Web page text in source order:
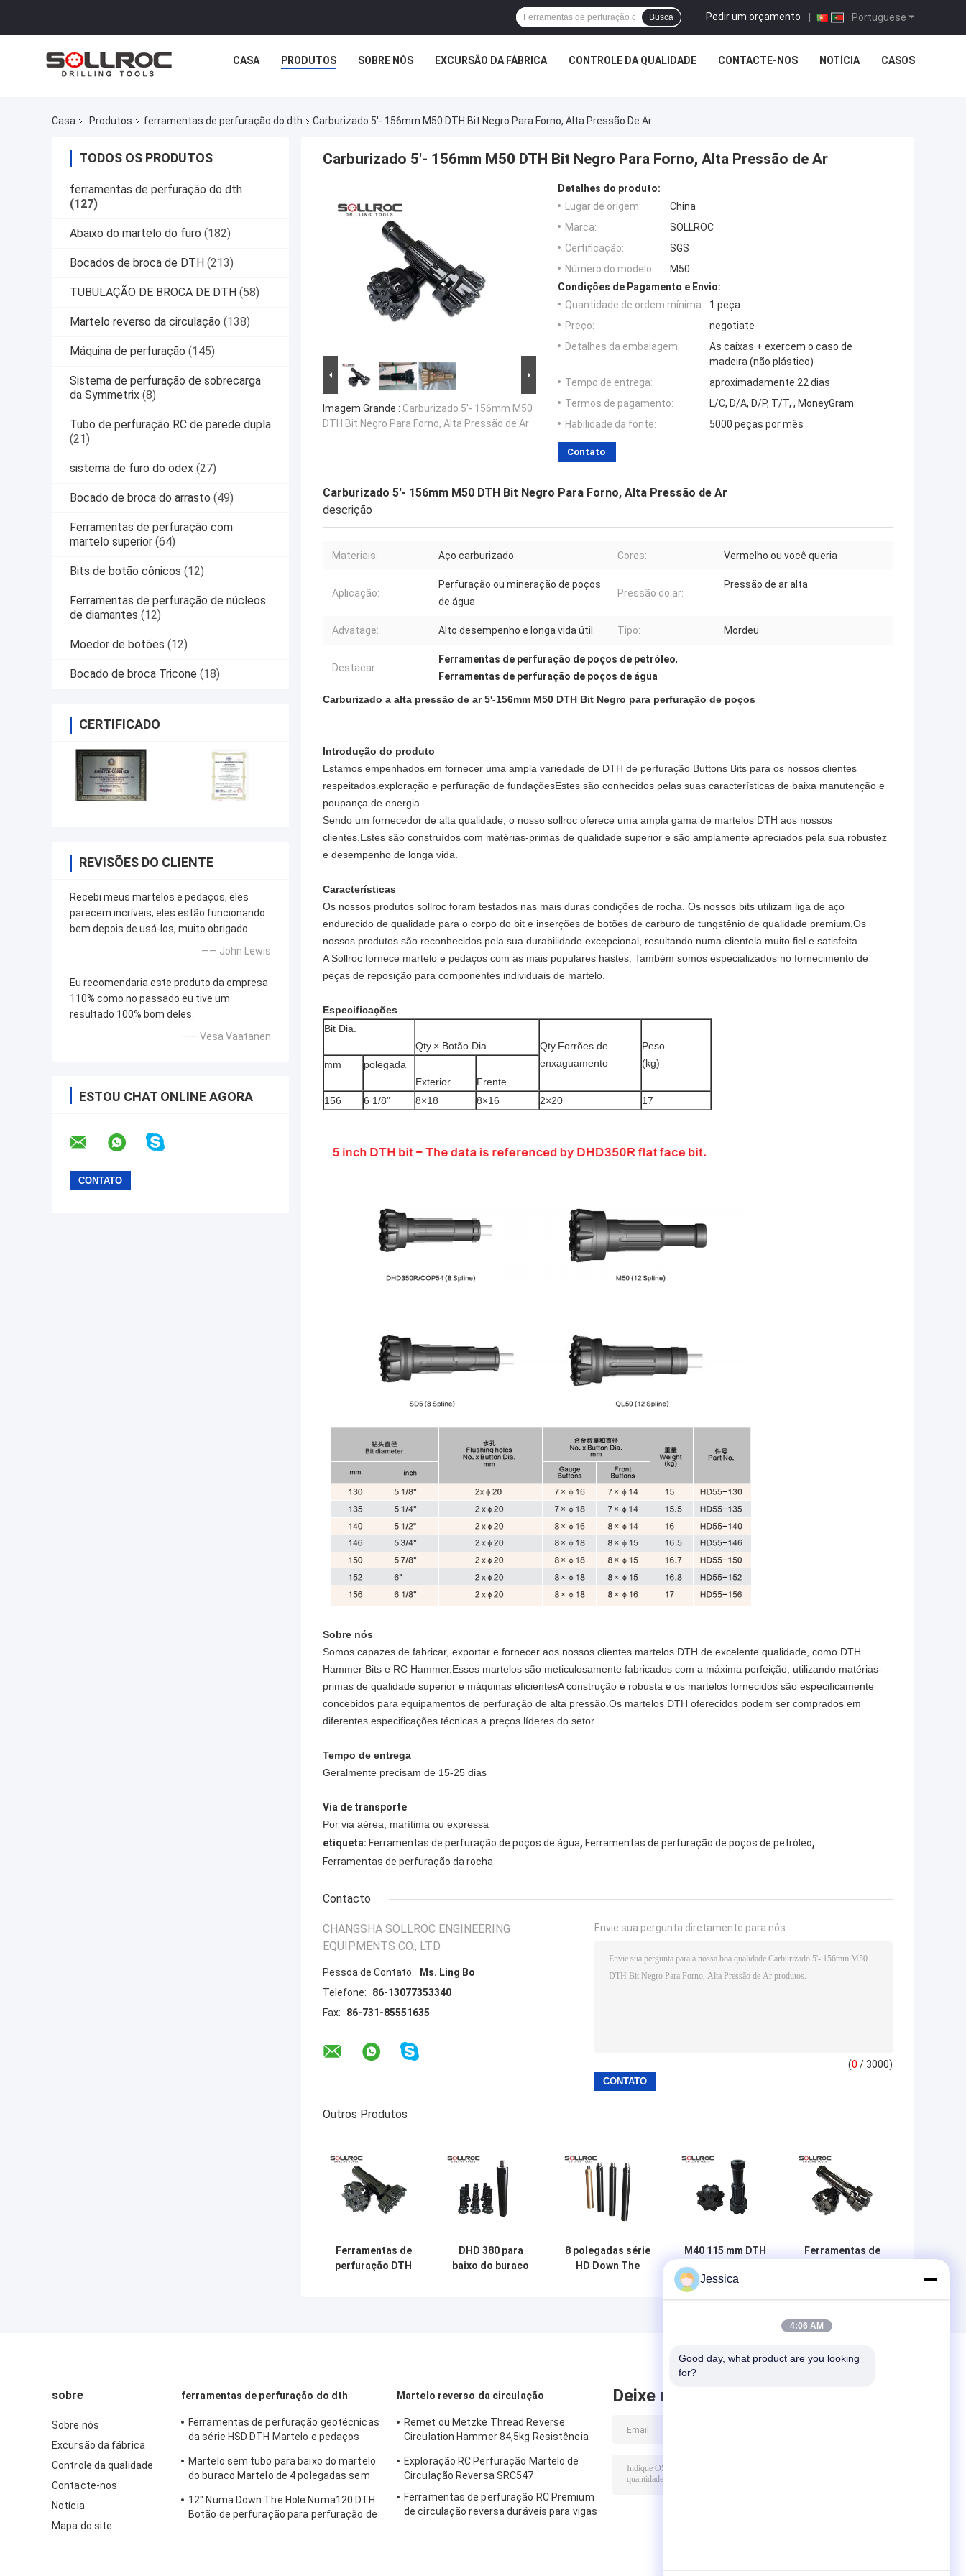
Portuguese
Pedir um orçamento |
Busca
CASA PRODUTOS SOBRE NÓS EXCURSÃO DA FÁBRICA CONTROLE DA QUALIDADE CONTACTE-NOS NOTÍCIA CASOS
Casa Produtos ferramentas de perfuração do dth Carburizado 5'- 156mm M50 DTH Bit Negro Para Forno, Alta Pressão De Ar
TODOS OS PRODUTOS
ferramentas de perfuração do dth
(127)
Abaixo do martelo do furo (182)
Bocados de broca de DTH (213)
TUBULAÇÃO DE BROCA DE DTH (58)
Martelo reverso da circulação (138)
Máquina de perfuração (145)
Sistema de perfuração de sobrecarga
da Symmetrix (8)
Tubo de perfuração RC de parede dupla
(21)
sistema de furo do odex (27)
Bocado de broca do arrasto (49)
Ferramentas de perfuração com
martelo superior (64)
Bits de botão cônicos (12)
Ferramentas de perfuração de núcleos
de diamantes (12)
Moedor de botões (12)
Bocado de broca Tricone (18)
CERTIFICADO
REVISÕES DO CLIENTE
Recebi meus martelos e pedaços, eles
parecem incríveis, eles estão funcionando
bem depois de usá-los, muito obrigado.
—— John Lewis
Eu recomendaria este produto da empresa
110% como no passado eu tive um
resultado 100% bom deles.
—— Vesa Vaatanen
ESTOU CHAT ONLINE AGORA
Carburizado 5'- 156mm M50 DTH Bit Negro Para Forno, Alta Pressão de Ar
Imagem Grande : Carburizado 5'- 156mm M50
DTH Bit Negro Para Forno, Alta Pressão de Ar
Detalhes do produto:
Lugar de origem:
China
Marca:
SOLLROC
Certificação:
SGS
Número do modelo:
M50
Condições de Pagamento e Envio:
Quantidade de ordem mínima:
1 peça
Preço:
negotiate
Detalhes da embalagem:
As caixas + exercem o caso de
madeira (não plástico)
Tempo de entrega:
aproximadamente 22 dias
Termos de pagamento:
L/C, D/A, D/P, T/T, , MoneyGram
Habilidade da fonte:
5000 peças por mês
Contato
Carburizado 5'- 156mm M50 DTH Bit Negro Para Forno, Alta Pressão de Ar
descrição
Materiais: Aço carburizado Cores: Vermelho ou você queria
Aplicação:
Perfuração ou mineração de poços
de água
Pressão do ar:
Pressão de ar alta
Advatage: Alto desempenho e longa vida útil Tipo: Mordeu
Destacar:
Ferramentas de perfuração de poços de petróleo,
Ferramentas de perfuração de poços de água
Carburizado a alta pressão de ar 5'-156mm M50 DTH Bit Negro para perfuração de poços
Introdução do produto
Estamos empenhados em fornecer uma ampla variedade de DTH de perfuração Buttons Bits para os nossos clientes
respeitados.exploração e perfuração de fundaçõesEstes são conhecidos pelas suas características de baixa manutenção e
poupança de energia.
Sendo um fornecedor de alta qualidade, o nosso sollroc oferece uma ampla gama de martelos DTH aos nossos
clientes.Estes são construídos com matérias-primas de qualidade superior e são amplamente apreciados pela sua robustez
e desempenho de longa vida.
Características
Os nossos produtos sollroc foram testados nas mais duras condições de rocha. Os nossos bits utilizam liga de aço
endurecido de qualidade para o corpo do bit e inserções de botões de carburo de tungstênio de qualidade premium.Os
nossos produtos são reconhecidos pela sua durabilidade excepcional, resultando numa clientela muito fiel e satisfeita..
A Sollroc fornece martelo e pedaços com as mais populares hastes. Também somos especializados no fornecimento de
peças de reposição para componentes individuais de martelo.
Especificações
Bit Dia.
Qty.× Botão Dia.
Qty.Forrões de
enxaguamento
Peso
(kg)
mm
polegada
Exterior
Frente
156
6 1/8" 8×18 8×16 2×20 17
Sobre nós
Somos capazes de fabricar, exportar e fornecer aos nossos clientes martelos DTH de excelente qualidade, como DTH
Hammer Bits e RC Hammer.Esses martelos são meticulosamente fabricados com a máxima perfeição, utilizando matérias-
primas de qualidade superior e máquinas eficientesA construção é robusta e os martelos fornecidos são especificamente
concebidos para equipamentos de perfuração de alta pressão.Os martelos DTH oferecidos podem ser comprados em
diferentes especificações técnicas a preços líderes do setor..
Tempo de entrega
Geralmente precisam de 15-25 dias
Via de transporte
Por via aérea, marítima ou expressa
etiqueta: Ferramentas de perfuração de poços de água, Ferramentas de perfuração de poços de petróleo,
Ferramentas de perfuração da rocha
Contacto
CHANGSHA SOLLROC ENGINEERING
EQUIPMENTS CO., LTD
Pessoa de Contato:
Ms. Ling Bo
Telefone:
86-13077353340
Fax:
86-731-85551635
Envie sua pergunta diretamente para nós
(0 / 3000)
Outros Produtos
Ferramentas de
perfuração DTH
DHD 380 para
baixo do buraco
8 polegadas série
HD Down The
M40 115 mm DTH
ferramentas de
perfuração preto
4''DTH Bit para
Ferramentas de
perfuração de
sobre
Sobre nós
Excursão da fábrica
Controle da qualidade
Contacte-nos
Notícia
Mapa do site
ferramentas de perfuração do dth
Ferramentas de perfuração geotécnicas
da série HSD DTH Martelo e pedaços
Martelo sem tubo para baixo do martelo
do buraco Martelo de 4 polegadas sem
12" Numa Down The Hole Numa120 DTH
Botão de perfuração para perfuração de
Martelo reverso da circulação
Remet ou Metzke Thread Reverse
Circulation Hammer 84,5kg Resistência
Exploração RC Perfuração Martelo de
Circulação Reversa SRC547
Ferramentas de perfuração RC Premium
de circulação reversa duráveis para vigas
Deixe mensagem
Jessica
4:06 AM
Good day, what product are you looking
for?